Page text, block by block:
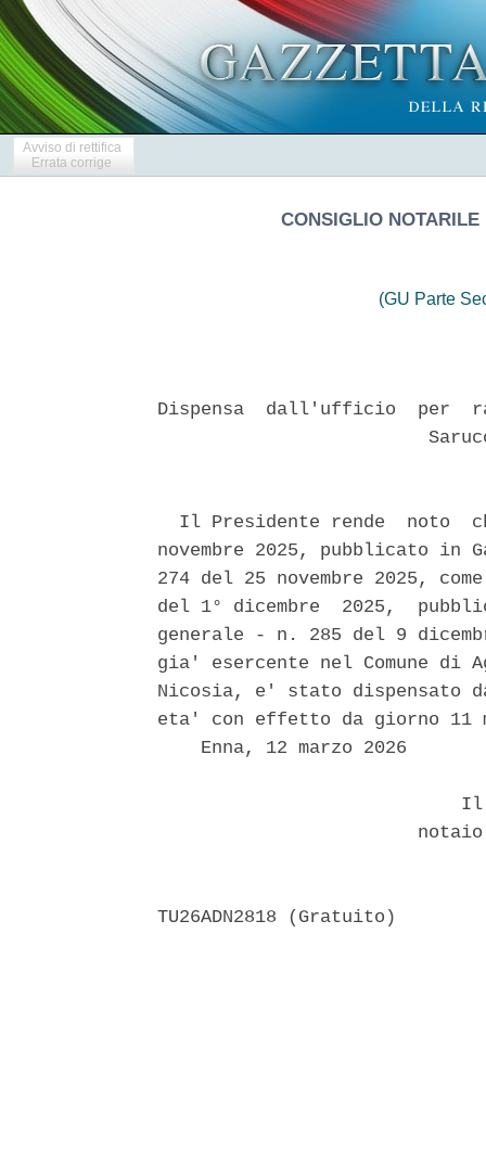
Avviso di rettifica
Errata corrige
CONSIGLIO
(GU Parte
Dispensa  dall'ufficio  per
Il Presidente rende  noto
novembre 2025, pubblicato
274 del 25 novembre 2025,
del 1° dicembre  2025,
generale - n. 285 del 9
gia' esercente nel Comune
Nicosia, e' stato
eta' con effetto da giorno 11
    Enna, 12 marzo 2026